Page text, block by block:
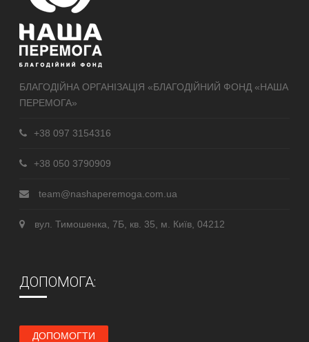
БЛАГОДІЙНА ОРГАНІЗАЦІЯ «БЛАГОДІЙНИЙ ФОНД «НАША
ПЕРЕМОГА»
+38 097 3154316
+38 050 3790909
team@nashaperemoga.com.ua
вул. Тимошенка, 7Б, кв. 35, м. Київ, 04212
ДОПОМОГА:
ДОПОМОГТИ